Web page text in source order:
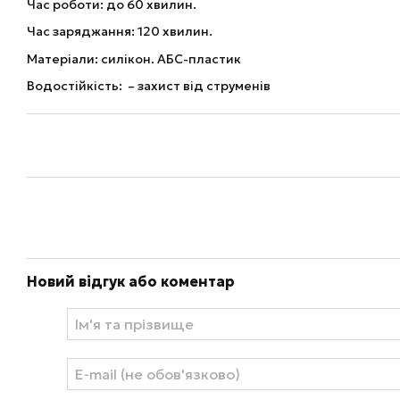
Час роботи: до 60 хвилин.
Час заряджання: 120 хвилин.
Матеріали: силікон. АБС-пластик
Водостійкість: – захист від струменів
Новий відгук або коментар